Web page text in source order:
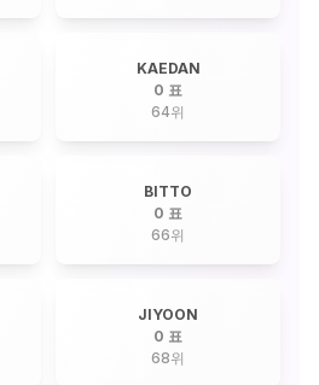
KAEDAN
0 표
64위
BITTO
0 표
66위
JIYOON
0 표
68위